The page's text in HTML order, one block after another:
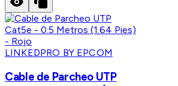
LINKEDPRO BY EPCOM
Cable de Parcheo UTP